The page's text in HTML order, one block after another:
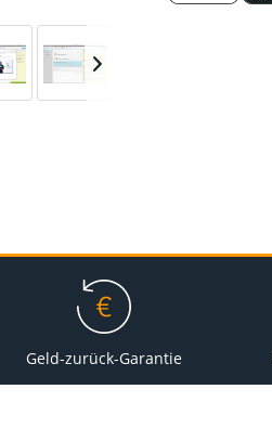
Geld-zurück-Garantie